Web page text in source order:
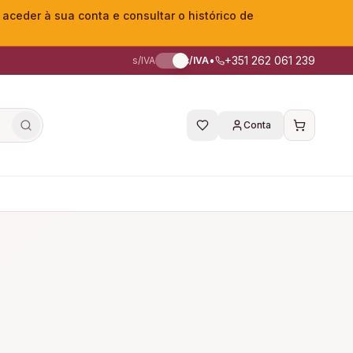
à sua conta e consultar o histórico de
s/IVA c/IVA• +351 262 061 239
Conta